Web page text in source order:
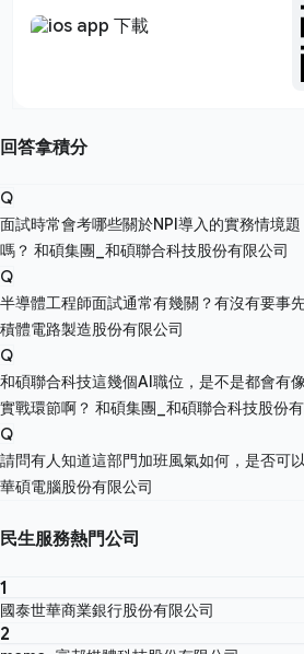
回答拿積分
Q
面試時常會考哪些關於NPI導入的實務情境
嗎？ 和碩集團_和碩聯合科技股份有限公司
Q
半導體工程師面試通常有幾關？有沒有要事
積體電路製造股份有限公司
Q
和碩聯合科技這幾個AI職位，是不是都會有
實戰環節啊？ 和碩集團_和碩聯合科技股份
Q
請問有人知道這部門加班風氣如何，是否可
華碩電腦股份有限公司
民生服務熱門公司
1
國泰世華商業銀行股份有限公司
2